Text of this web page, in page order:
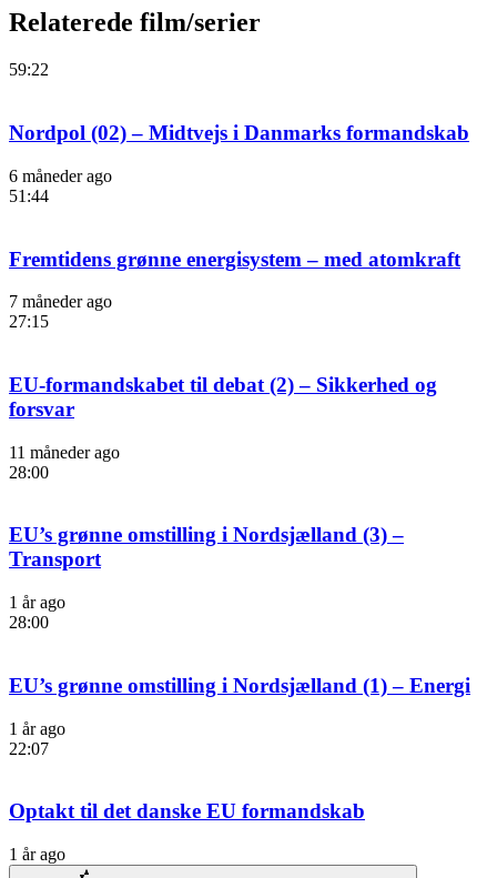
Relaterede film/serier
59:22
Nordpol (02) – Midtvejs i Danmarks formandskab
6 måneder ago
51:44
Fremtidens grønne energisystem – med atomkraft
7 måneder ago
27:15
EU-formandskabet til debat (2) – Sikkerhed og
forsvar
11 måneder ago
28:00
EU’s grønne omstilling i Nordsjælland (3) –
Transport
1 år ago
28:00
EU’s grønne omstilling i Nordsjælland (1) – Energi
1 år ago
22:07
Optakt til det danske EU formandskab
1 år ago